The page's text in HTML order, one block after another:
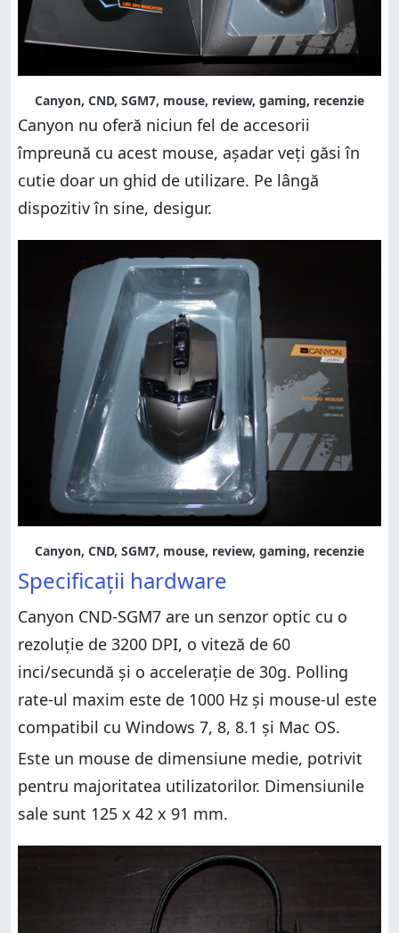
Canyon, CND, SGM7, mouse, review, gaming, recenzie
Canyon nu oferă niciun fel de accesorii
împreună cu acest mouse, așadar veți găsi în
cutie doar un ghid de utilizare. Pe lângă
dispozitiv în sine, desigur.
Canyon, CND, SGM7, mouse, review, gaming, recenzie
Specificații hardware
Canyon CND-SGM7 are un senzor optic cu o
rezoluție de 3200 DPI, o viteză de 60
inci/secundă și o accelerație de 30g. Polling
rate-ul maxim este de 1000 Hz și mouse-ul este
compatibil cu Windows 7, 8, 8.1 și Mac OS.
Este un mouse de dimensiune medie, potrivit
pentru majoritatea utilizatorilor. Dimensiunile
sale sunt 125 x 42 x 91 mm.